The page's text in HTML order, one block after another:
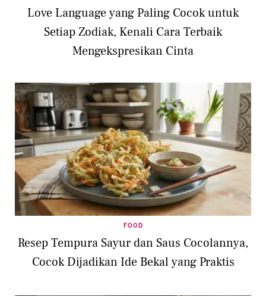
Love Language yang Paling Cocok untuk
Setiap Zodiak, Kenali Cara Terbaik
Mengekspresikan Cinta
FOOD
Resep Tempura Sayur dan Saus Cocolannya,
Cocok Dijadikan Ide Bekal yang Praktis